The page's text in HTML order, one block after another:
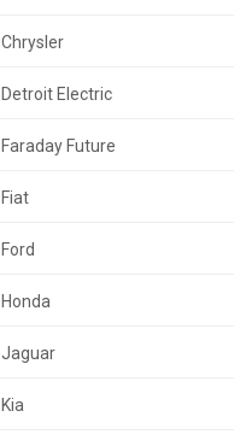
Chrysler
Detroit Electric
Faraday Future
Fiat
Ford
Honda
Jaguar
Kia